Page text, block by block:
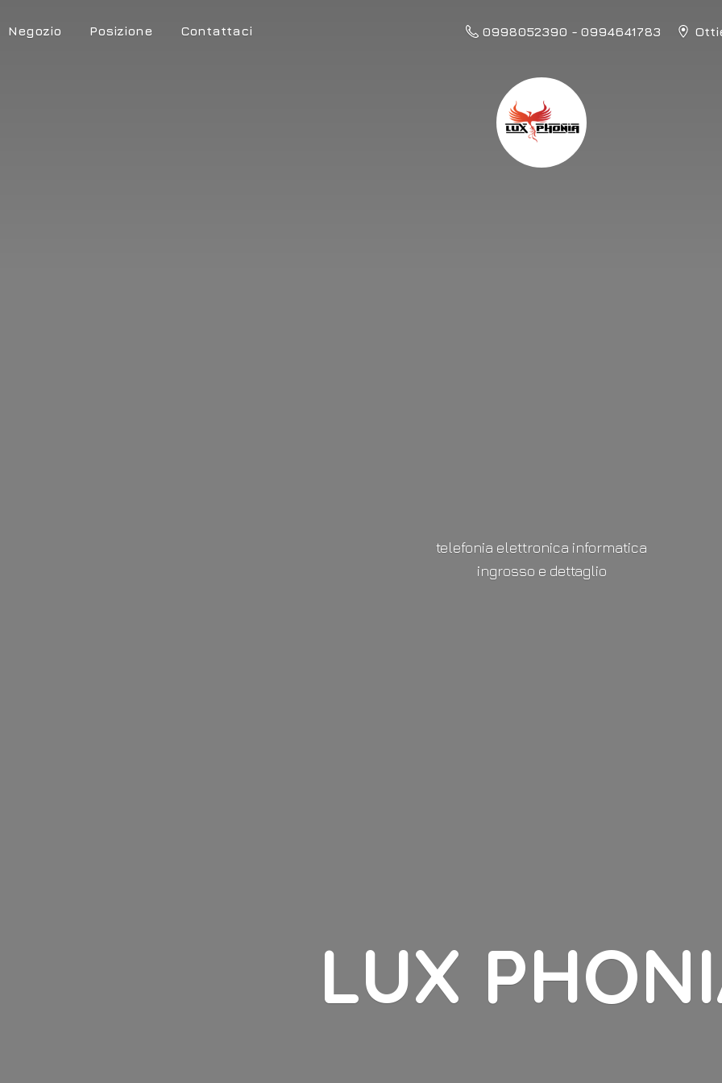
Negozio Posizione Contattaci 0998052390 - 0994641783
LUX
telefonia elettronica informatica
ingrosso e dettaglio